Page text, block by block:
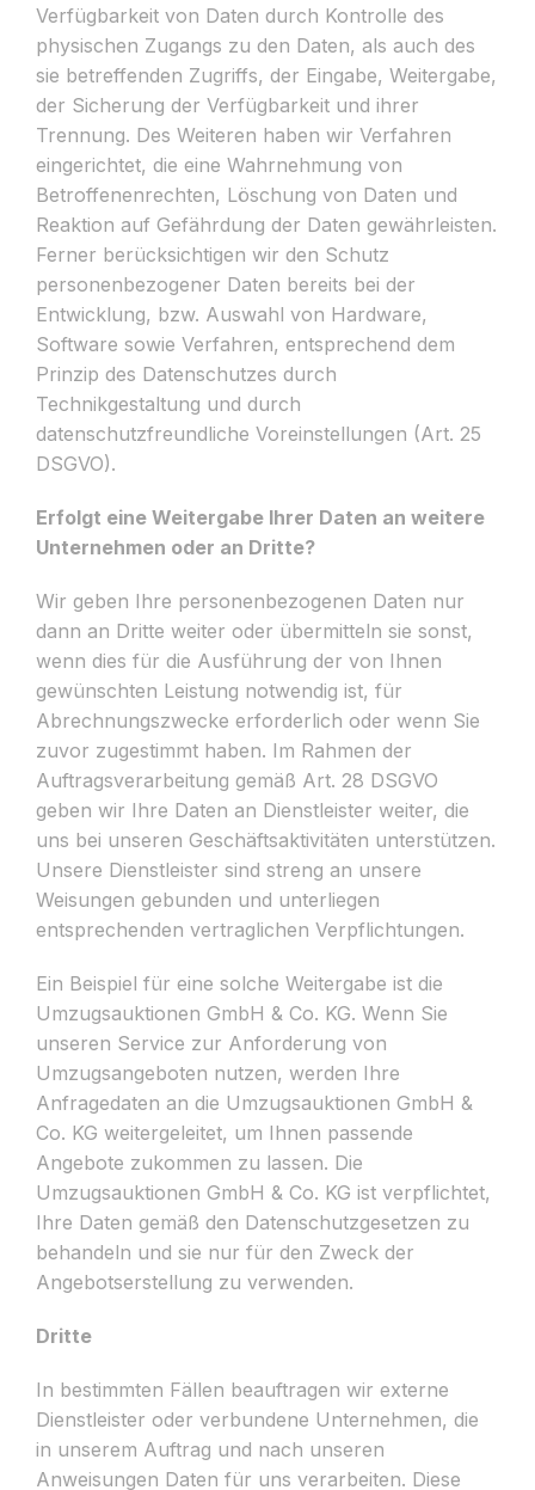
Verfügbarkeit von Daten durch Kontrolle des
physischen Zugangs zu den Daten, als auch des
sie betreffenden Zugriffs, der Eingabe, Weitergabe,
der Sicherung der Verfügbarkeit und ihrer
Trennung. Des Weiteren haben wir Verfahren
eingerichtet, die eine Wahrnehmung von
Betroffenenrechten, Löschung von Daten und
Reaktion auf Gefährdung der Daten gewährleisten.
Ferner berücksichtigen wir den Schutz
personenbezogener Daten bereits bei der
Entwicklung, bzw. Auswahl von Hardware,
Software sowie Verfahren, entsprechend dem
Prinzip des Datenschutzes durch
Technikgestaltung und durch
datenschutzfreundliche Voreinstellungen (Art. 25
DSGVO).
Erfolgt eine Weitergabe Ihrer Daten an weitere
Unternehmen oder an Dritte?
Wir geben Ihre personenbezogenen Daten nur
dann an Dritte weiter oder übermitteln sie sonst,
wenn dies für die Ausführung der von Ihnen
gewünschten Leistung notwendig ist, für
Abrechnungszwecke erforderlich oder wenn Sie
zuvor zugestimmt haben. Im Rahmen der
Auftragsverarbeitung gemäß Art. 28 DSGVO
geben wir Ihre Daten an Dienstleister weiter, die
uns bei unseren Geschäftsaktivitäten unterstützen.
Unsere Dienstleister sind streng an unsere
Weisungen gebunden und unterliegen
entsprechenden vertraglichen Verpflichtungen.
Ein Beispiel für eine solche Weitergabe ist die
Umzugsauktionen GmbH & Co. KG. Wenn Sie
unseren Service zur Anforderung von
Umzugsangeboten nutzen, werden Ihre
Anfragedaten an die Umzugsauktionen GmbH &
Co. KG weitergeleitet, um Ihnen passende
Angebote zukommen zu lassen. Die
Umzugsauktionen GmbH & Co. KG ist verpflichtet,
Ihre Daten gemäß den Datenschutzgesetzen zu
behandeln und sie nur für den Zweck der
Angebotserstellung zu verwenden.
Dritte
In bestimmten Fällen beauftragen wir externe
Dienstleister oder verbundene Unternehmen, die
in unserem Auftrag und nach unseren
Anweisungen Daten für uns verarbeiten. Diese